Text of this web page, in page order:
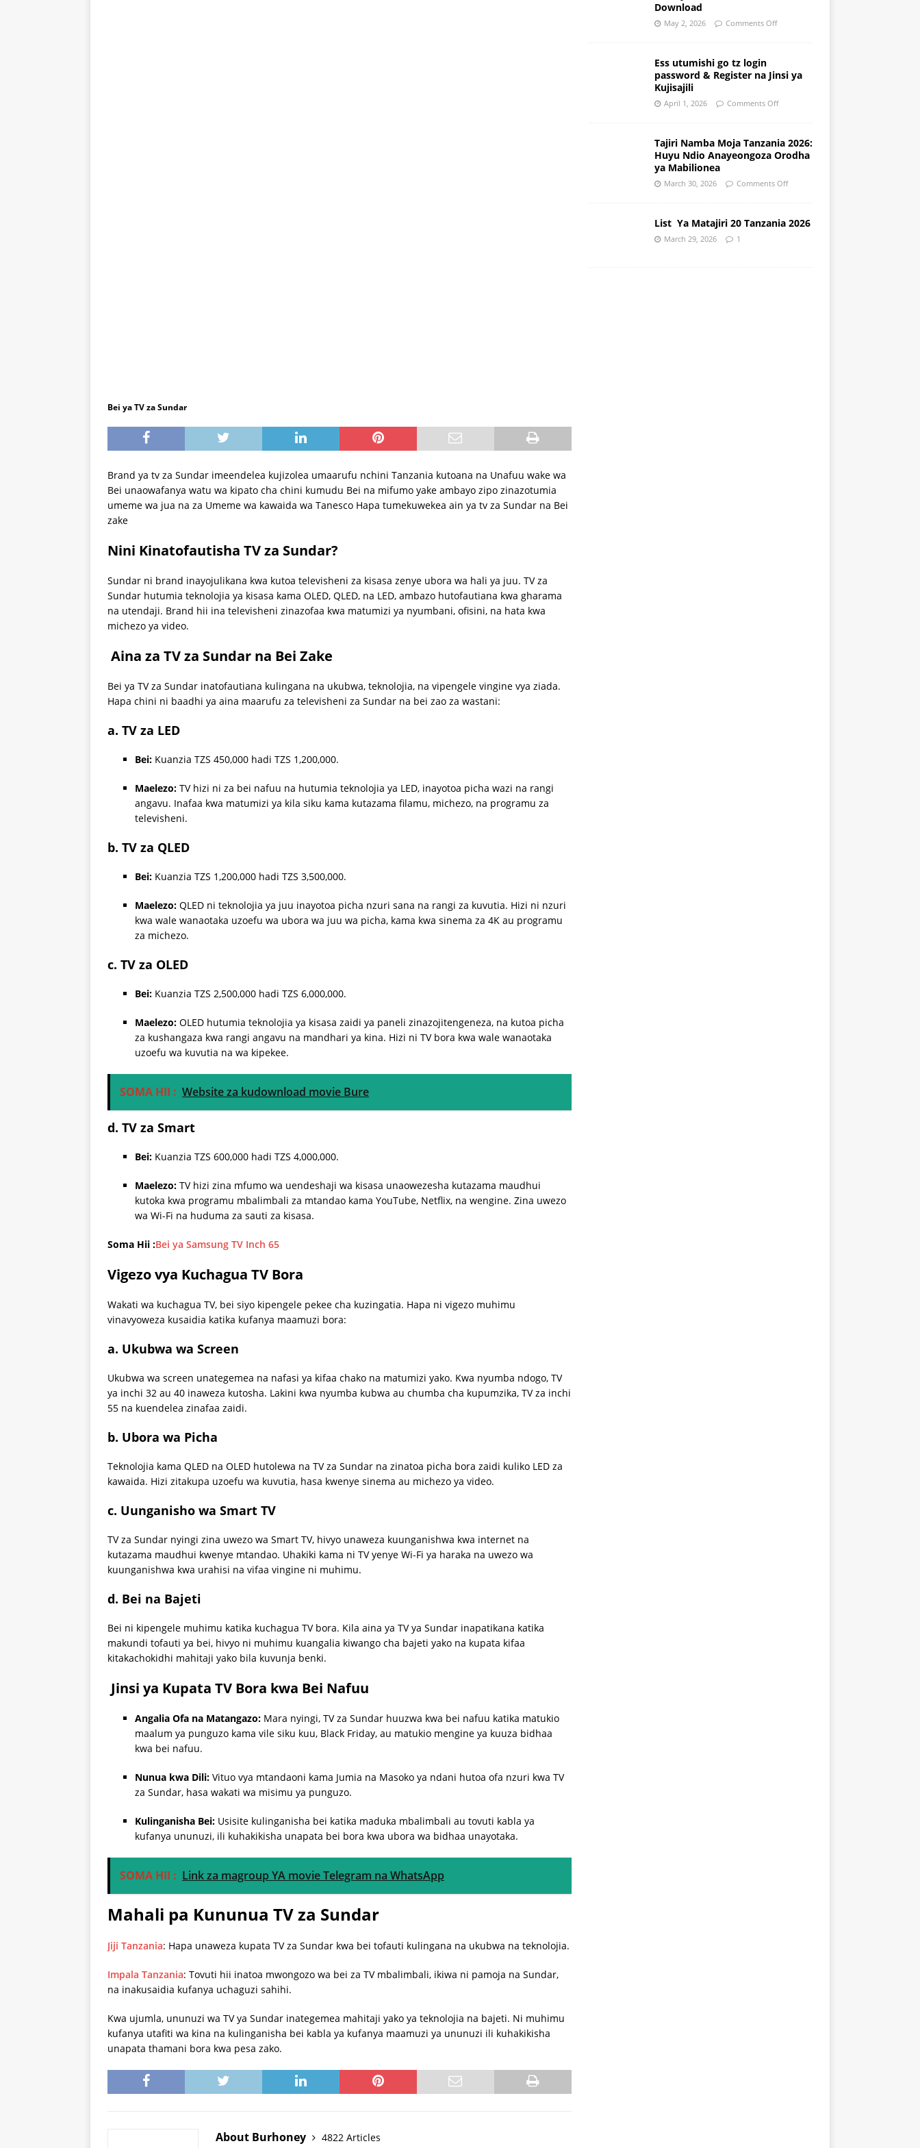
Bei ya TV za Sundar
Brand ya tv za Sundar imeendelea kujizolea umaarufu nchini Tanzania kutoana na Unafuu wake wa
Bei unaowafanya watu wa kipato cha chini kumudu Bei na mifumo yake ambayo zipo zinazotumia
umeme wa jua na za Umeme wa kawaida wa Tanesco Hapa tumekuwekea ain ya tv za Sundar na Bei
zake
Nini Kinatofautisha TV za Sundar?
Sundar ni brand inayojulikana kwa kutoa televisheni za kisasa zenye ubora wa hali ya juu. TV za
Sundar hutumia teknolojia ya kisasa kama OLED, QLED, na LED, ambazo hutofautiana kwa gharama
na utendaji. Brand hii ina televisheni zinazofaa kwa matumizi ya nyumbani, ofisini, na hata kwa
michezo ya video.
Aina za TV za Sundar na Bei Zake
Bei ya TV za Sundar inatofautiana kulingana na ukubwa, teknolojia, na vipengele vingine vya ziada.
Hapa chini ni baadhi ya aina maarufu za televisheni za Sundar na bei zao za wastani:
a. TV za LED
Bei: Kuanzia TZS 450,000 hadi TZS 1,200,000.
Maelezo: TV hizi ni za bei nafuu na hutumia teknolojia ya LED, inayotoa picha wazi na rangi
angavu. Inafaa kwa matumizi ya kila siku kama kutazama filamu, michezo, na programu za
televisheni.
b. TV za QLED
Bei: Kuanzia TZS 1,200,000 hadi TZS 3,500,000.
Maelezo: QLED ni teknolojia ya juu inayotoa picha nzuri sana na rangi za kuvutia. Hizi ni nzuri
kwa wale wanaotaka uzoefu wa ubora wa juu wa picha, kama kwa sinema za 4K au programu
za michezo.
c. TV za OLED
Bei: Kuanzia TZS 2,500,000 hadi TZS 6,000,000.
Maelezo: OLED hutumia teknolojia ya kisasa zaidi ya paneli zinazojitengeneza, na kutoa picha
za kushangaza kwa rangi angavu na mandhari ya kina. Hizi ni TV bora kwa wale wanaotaka
uzoefu wa kuvutia na wa kipekee.
SOMA HII : Website za kudownload movie Bure
d. TV za Smart
Bei: Kuanzia TZS 600,000 hadi TZS 4,000,000.
Maelezo: TV hizi zina mfumo wa uendeshaji wa kisasa unaowezesha kutazama maudhui
kutoka kwa programu mbalimbali za mtandao kama YouTube, Netflix, na wengine. Zina uwezo
wa Wi-Fi na huduma za sauti za kisasa.
Soma Hii :Bei ya Samsung TV Inch 65
Vigezo vya Kuchagua TV Bora
Wakati wa kuchagua TV, bei siyo kipengele pekee cha kuzingatia. Hapa ni vigezo muhimu
vinavyoweza kusaidia katika kufanya maamuzi bora:
a. Ukubwa wa Screen
Ukubwa wa screen unategemea na nafasi ya kifaa chako na matumizi yako. Kwa nyumba ndogo, TV
ya inchi 32 au 40 inaweza kutosha. Lakini kwa nyumba kubwa au chumba cha kupumzika, TV za inchi
55 na kuendelea zinafaa zaidi.
b. Ubora wa Picha
Teknolojia kama QLED na OLED hutolewa na TV za Sundar na zinatoa picha bora zaidi kuliko LED za
kawaida. Hizi zitakupa uzoefu wa kuvutia, hasa kwenye sinema au michezo ya video.
c. Uunganisho wa Smart TV
TV za Sundar nyingi zina uwezo wa Smart TV, hivyo unaweza kuunganishwa kwa internet na
kutazama maudhui kwenye mtandao. Uhakiki kama ni TV yenye Wi-Fi ya haraka na uwezo wa
kuunganishwa kwa urahisi na vifaa vingine ni muhimu.
d. Bei na Bajeti
Bei ni kipengele muhimu katika kuchagua TV bora. Kila aina ya TV ya Sundar inapatikana katika
makundi tofauti ya bei, hivyo ni muhimu kuangalia kiwango cha bajeti yako na kupata kifaa
kitakachokidhi mahitaji yako bila kuvunja benki.
Jinsi ya Kupata TV Bora kwa Bei Nafuu
Angalia Ofa na Matangazo: Mara nyingi, TV za Sundar huuzwa kwa bei nafuu katika matukio
maalum ya punguzo kama vile siku kuu, Black Friday, au matukio mengine ya kuuza bidhaa
kwa bei nafuu.
Nunua kwa Dili: Vituo vya mtandaoni kama Jumia na Masoko ya ndani hutoa ofa nzuri kwa TV
za Sundar, hasa wakati wa misimu ya punguzo.
Kulinganisha Bei: Usisite kulinganisha bei katika maduka mbalimbali au tovuti kabla ya
kufanya ununuzi, ili kuhakikisha unapata bei bora kwa ubora wa bidhaa unayotaka.
SOMA HII : Link za magroup YA movie Telegram na WhatsApp
Mahali pa Kununua TV za Sundar
Jiji Tanzania: Hapa unaweza kupata TV za Sundar kwa bei tofauti kulingana na ukubwa na teknolojia.
Impala Tanzania: Tovuti hii inatoa mwongozo wa bei za TV mbalimbali, ikiwa ni pamoja na Sundar,
na inakusaidia kufanya uchaguzi sahihi.
Kwa ujumla, ununuzi wa TV ya Sundar inategemea mahitaji yako ya teknolojia na bajeti. Ni muhimu
kufanya utafiti wa kina na kulinganisha bei kabla ya kufanya maamuzi ya ununuzi ili kuhakikisha
unapata thamani bora kwa pesa zako.
About Burhoney 4822 Articles
Download
May 2, 2026 Comments Off
Ess utumishi go tz login
password & Register na Jinsi ya
Kujisajili
April 1, 2026 Comments Off
Tajiri Namba Moja Tanzania 2026:
Huyu Ndio Anayeongoza Orodha
ya Mabilionea
March 30, 2026 Comments Off
List Ya Matajiri 20 Tanzania 2026
March 29, 2026 1